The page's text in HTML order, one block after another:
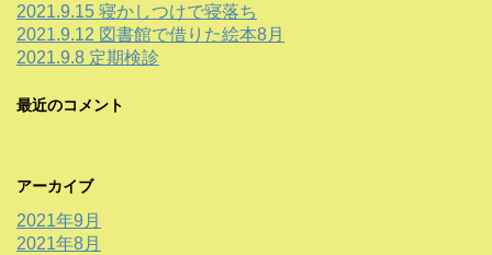
2021.9.15 寝かしつけで寝落ち
2021.9.12 図書館で借りた絵本8月
2021.9.8 定期検診
最近のコメント
アーカイブ
2021年9月
2021年8月